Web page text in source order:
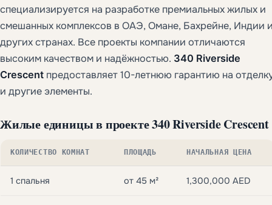
специализируется на разработке премиальных жилых и
смешанных комплексов в ОАЭ, Омане, Бахрейне, Индии
других странах. Все проекты компании отличаются
высоким качеством и надёжностью. 340 Riverside
Crescent предоставляет 10-летнюю гарантию на
и другие элементы.
Жилые единицы в проекте340 Riverside Crescent
КОЛИЧЕСТВО КОМНАТ ПЛОЩАДЬ НАЧАЛЬНАЯ ЦЕНА
1 спальня от 45 м² 1,300,000 AED